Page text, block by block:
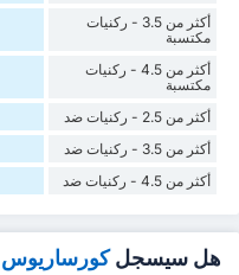
أكثر من 3.5 - ركنيات
مكتسبة
أكثر من 4.5 - ركنيات
مكتسبة
أكثر من 2.5 - ركنيات ضد
أكثر من 3.5 - ركنيات ضد
أكثر من 4.5 - ركنيات ضد
هل سيسجلكورساريوس